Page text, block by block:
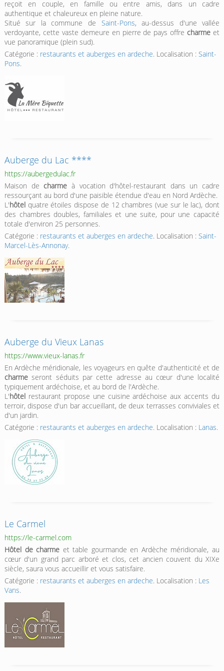
reçoit en couple, en famille ou entre amis, dans un cadre
authentique et chaleureux en pleine nature.
Situé sur la commune de Saint-Pons, au-dessus d'une vallée
verdoyante, cette vaste demeure en pierre de pays offrecharme et
vue panoramique (plein sud).
Catégorie : restaurants et auberges en ardeche. Localisation : Saint-
Pons.
Auberge du Lac ****
https://aubergedulac.fr
Maison decharme à vocation d'hôtel-restaurant dans un cadre
ressourçant au bord d'une paisible étendue d'eau en Nord Ardèche.
L'hôtelquatre étoiles dispose de 12 chambres (vue sur le lac), dont
des chambres doubles, familiales et une suite, pour une capacité
totale d'environ 25 personnes.
Catégorie : restaurants et auberges en ardeche. Localisation : Saint-
Marcel-Lès-Annonay.
Auberge du Vieux Lanas
https://www.vieux-lanas.fr
En Ardèche méridionale, les voyageurs en quête d'authenticité et de
charmeseront séduits par cette adresse au cœur d'une localité
typiquement ardéchoise, et au bord de l'Ardèche.
L'hôtelrestaurant propose une cuisine ardéchoise aux accents du
terroir, dispose d'un bar accueillant, de deux terrasses conviviales et
d'un jardin.
Catégorie : restaurants et auberges en ardeche. Localisation : Lanas.
Le Carmel
https://le-carmel.com
Hôtel de charme et table gourmande en Ardèche méridionale, au
cœur d'un grand parc arboré et clos, cet ancien couvent du XIXe
siècle, saura vous accueillir et vous satisfaire.
Catégorie : restaurants et auberges en ardeche. Localisation : Les
Vans.